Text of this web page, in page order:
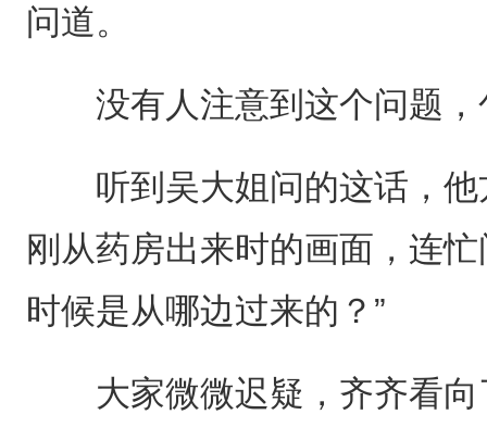
问道。
没有人注意到这个问题，
听到吴大姐问的这话，他
刚从药房出来时的画面，连
时候是从哪边过来的？”
大家微微迟疑，齐齐看向